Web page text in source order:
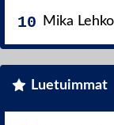
Mika
Luetuimmat